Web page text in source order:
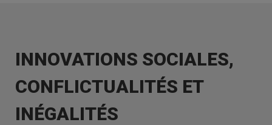
INNOVATIONS SOCIALES,
CONFLICTUALITÉS ET
INÉGALITÉS